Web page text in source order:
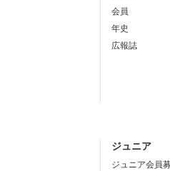
会員
年史
広報誌
ジュニア
ジュニア会員